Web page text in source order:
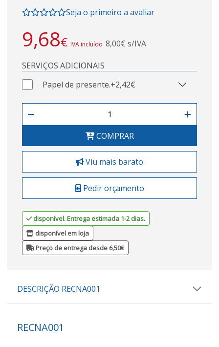
Seja o primeiro a avaliar
9,68€ IVA incluído 8,00€ s/IVA
SERVIÇOS ADICIONAIS
Papel de presente.+2,42€
COMPRAR
Viu mais barato
Pedir orçamento
disponível. Entrega estimada 1-2 dias.
disponível em loja
Preço de entrega desde 6,50€
DESCRIÇÃO RECNA001
RECNA001